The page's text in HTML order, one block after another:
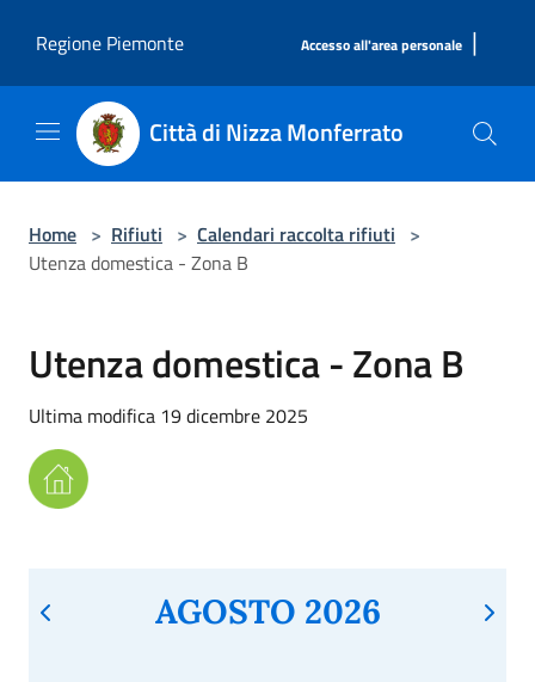
Regione Piemonte
Accesso all'area personale |
Città di Nizza Monferrato
Home > Rifiuti > Calendari raccolta rifiuti >
Utenza domestica - Zona B
Utenza domestica - Zona B
Ultima modifica 19 dicembre 2025
AGOSTO 2026